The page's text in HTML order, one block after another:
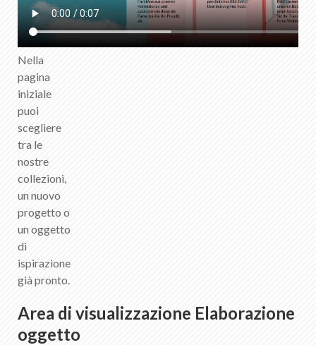
Nella
pagina
iniziale
puoi
scegliere
tra le
nostre
collezioni,
un nuovo
progetto o
un oggetto
di
ispirazione
già pronto.
Area di visualizzazione Elaborazione
oggetto